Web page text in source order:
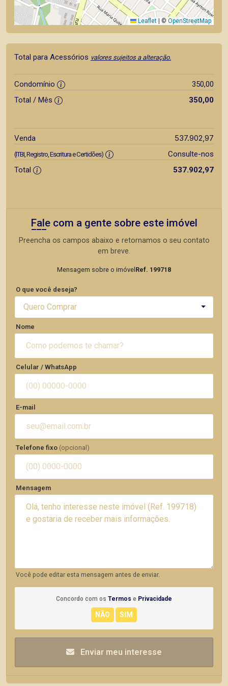
Leaflet ©OpenStreetMap
Total para Acessórios valores sujeitos a alteração.
Condomínio
350,00
Total / Mês
350,00
Venda 537.902,97
(ITBI, Registro, Escritura e Certidões)
Consulte-nos
Total
537.902,97
Fale com a gente sobre este imóvel
Preencha os campos abaixo e retornamos o seu contato
em breve.
Mensagem sobre o imóvel Ref. 199718
O que você deseja?
Quero Comprar
Nome
Celular / WhatsApp
E-mail
Telefone fixo (opcional)
Mensagem
Você pode editar esta mensagem antes de enviar.
Concordo com os Termos e Privacidade
Enviar meu interesse